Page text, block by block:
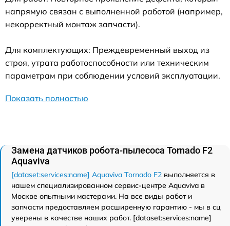
напрямую связан с выполненной работой (например,
некорректный монтаж запчасти).
Для комплектующих: Преждевременный выход из
строя, утрата работоспособности или техническим
параметрам при соблюдении условий эксплуатации.
Показать полностью
Замена датчиков робота-пылесоса Tornado F2
Aquaviva
[dataset:services:name] Aquaviva Tornado F2 выполняется в
нашем специализированном сервис-центре Aquaviva в
Москве опытными мастерами. На все виды работ и
запчасти предоставляем расширенную гарантию - мы в сц
уверены в качестве наших работ. [dataset:services:name]